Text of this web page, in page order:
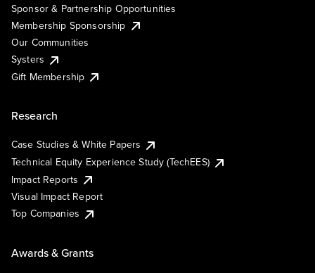
Sponsor & Partnership Opportunities
Membership Sponsorship
Our Communities
Systers
Gift Membership
Research
Case Studies & White Papers
Technical Equity Experience Study (TechEES)
Impact Reports
Visual Impact Report
Top Companies
Awards & Grants